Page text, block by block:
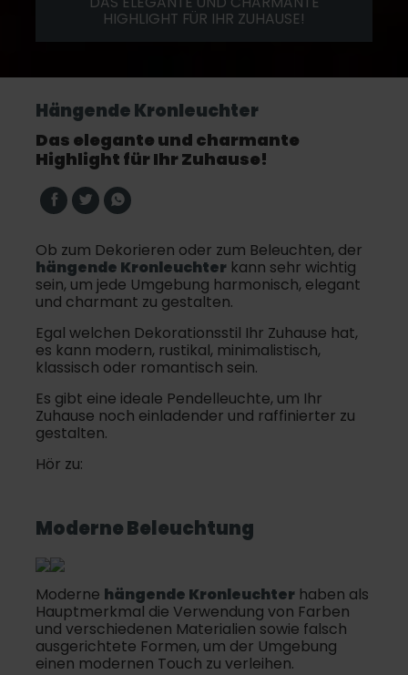
HIGHLIGHT FÜR IHR ZUHAUSE!
Hängende Kronleuchter
Das elegante und charmante
Highlight für Ihr Zuhause!
Ob zum Dekorieren oder zum Beleuchten, der
hängende Kronleuchter kann sehr wichtig
sein, um jede Umgebung harmonisch, elegant
und charmant zu gestalten.
Egal welchen Dekorationsstil Ihr Zuhause hat,
es kann modern, rustikal, minimalistisch,
klassisch oder romantisch sein.
Es gibt eine ideale Pendelleuchte, um Ihr
Zuhause noch einladender und raffinierter zu
gestalten.
Hör zu:
Moderne Beleuchtung
Moderne hängende Kronleuchter haben als
Hauptmerkmal die Verwendung von Farben
und verschiedenen Materialien sowie falsch
ausgerichtete Formen, um der Umgebung
einen modernen Touch zu verleihen.